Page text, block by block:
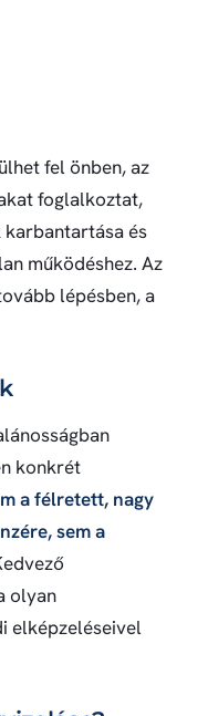
fel önben, az
foglalkoztat,
karbantartása és
működéshez. Az
lépésben, a
konkrét
a félretett, nagy
sem a
olyan
elképzeléseivel